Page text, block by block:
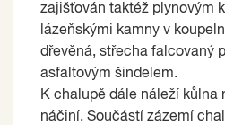
zajišťován taktéž plynovým
lázeňskými kamny v
dřevěná, střecha falcovaný
asfaltovým šindelem.
K chalupě dále náleží kůlna
náčiní. Součástí zázemí